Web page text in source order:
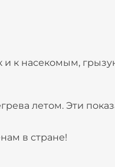
к насекомым,
летом. Эти
в стране!